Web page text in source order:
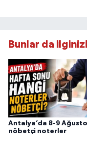
Bunlar da
Antalya’da 8-9
nöbetçi noterler